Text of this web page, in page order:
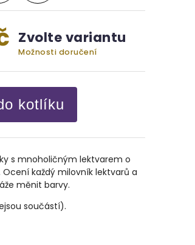
Zvolte variantu
Možnosti doručení
kotlíku
s mnoholičným lektvarem o
každý milovník lektvarů a
měnit barvy.
součástí).